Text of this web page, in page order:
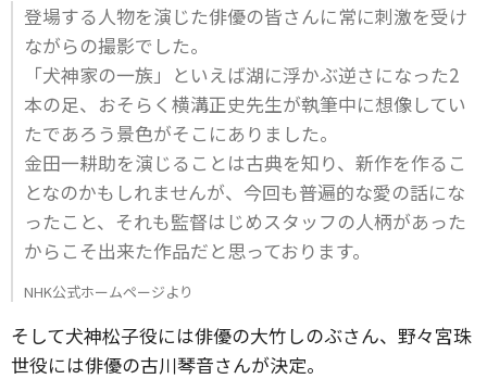
登場する人物を演じた俳優の皆さんに常に刺激を受け
ながらの撮影でした。
「犬神家の一族」といえば湖に浮かぶ逆さになった2
本の足、おそらく横溝正史先生が執筆中に想像してい
たであろう景色がそこにありました。
金田一耕助を演じることは古典を知り、新作を作るこ
となのかもしれませんが、今回も普遍的な愛の話にな
ったこと、それも監督はじめスタッフの人柄があった
からこそ出来た作品だと思っております。
NHK公式ホームページより
そして犬神松子役には俳優の大竹しのぶさん、野々宮珠
世役には俳優の古川琴音さんが決定。